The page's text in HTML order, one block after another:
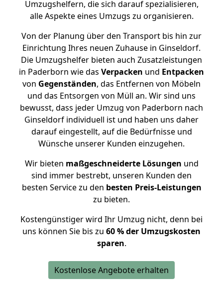
Umzugshelfern, die sich darauf spezialisieren,
alle Aspekte eines Umzugs zu organisieren.
Von der Planung über den Transport bis hin zur
Einrichtung Ihres neuen Zuhause in Ginseldorf.
Die Umzugshelfer bieten auch Zusatzleistungen
in Paderborn wie das Verpacken und Entpacken
von Gegenständen, das Entfernen von Möbeln
und das Entsorgen von Müll an. Wir sind uns
bewusst, dass jeder Umzug von Paderborn nach
Ginseldorf individuell ist und haben uns daher
darauf eingestellt, auf die Bedürfnisse und
Wünsche unserer Kunden einzugehen.
Wir bieten maßgeschneiderte Lösungen und
sind immer bestrebt, unseren Kunden den
besten Service zu den besten Preis-Leistungen
zu bieten.
Kostengünstiger wird Ihr Umzug nicht, denn bei
uns können Sie bis zu 60 % der Umzugskosten
sparen.
Kostenlose Angebote erhalten